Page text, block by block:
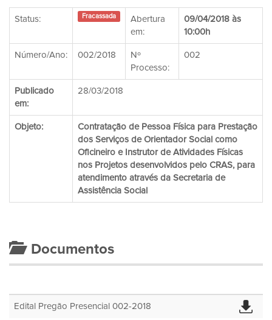
Status: Fracassada
Abertura
em:
09/04/2018 às
10:00h
Número/Ano: 002/2018
Nº
Processo:
002
Publicado
em:
28/03/2018
Objeto:
Contratação de Pessoa Física para Prestação
dos Serviços de Orientador Social como
Oficineiro e Instrutor de Atividades Físicas
nos Projetos desenvolvidos pelo CRAS, para
atendimento através da Secretaria de
Assistência Social
Documentos
Edital Pregão Presencial 002-2018